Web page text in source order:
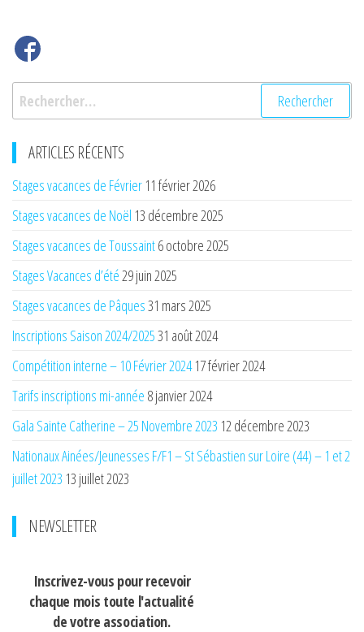
Rechercher :
ARTICLES RÉCENTS
Stages vacances de Février 11 février 2026
Stages vacances de Noël 13 décembre 2025
Stages vacances de Toussaint6 octobre 2025
Stages Vacances d’été29 juin 2025
Stages vacances de Pâques31 mars 2025
Inscriptions Saison 2024/202531 août 2024
Compétition interne – 10 Février 2024 17 février 2024
Tarifs inscriptions mi-année 8 janvier 2024
Gala Sainte Catherine – 25 Novembre 2023 12 décembre 2023
Nationaux Ainées/Jeunesses F/F1 – St Sébastien sur Loire (44) – 1 et 2
juillet 2023 13 juillet 2023
NEWSLETTER
Inscrivez-vous pour recevoir
chaque mois toute l'actualité
de votre association.